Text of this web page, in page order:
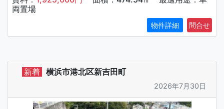
両置場
物件詳細
横浜市港北区新吉田町
新着
2026年7月30日